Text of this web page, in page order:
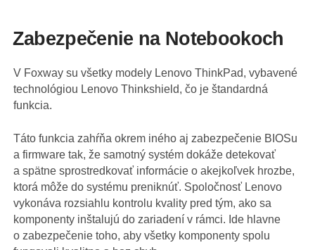
Zabezpečenie na Notebookoch
V Foxway su všetky modely Lenovo ThinkPad, vybavené
technológiou Lenovo Thinkshield, čo je štandardná
funkcia.
Táto funkcia zahŕňa okrem iného aj zabezpečenie BIOSu
a firmware tak, že samotný systém dokáže detekovať
a spätne sprostredkovať informácie o akejkoľvek hrozbe,
ktorá môže do systému preniknúť. Spoločnosť Lenovo
vykonáva rozsiahlu kontrolu kvality pred tým, ako sa
komponenty inštalujú do zariadení v rámci. Ide hlavne
o zabezpečenie toho, aby všetky komponenty spolu